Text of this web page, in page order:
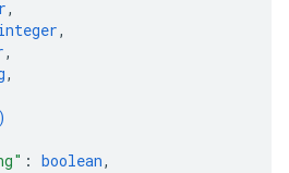
,
,
,
,
)
: boolean,